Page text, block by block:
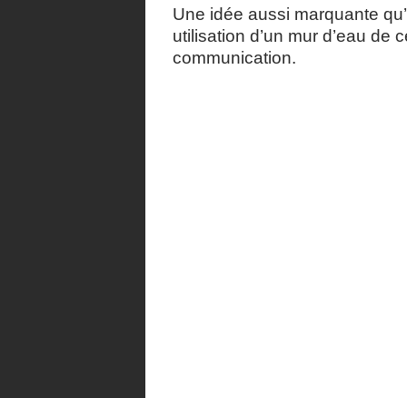
Une idée aussi marquante
utilisation d’un mur d’eau de
communication.